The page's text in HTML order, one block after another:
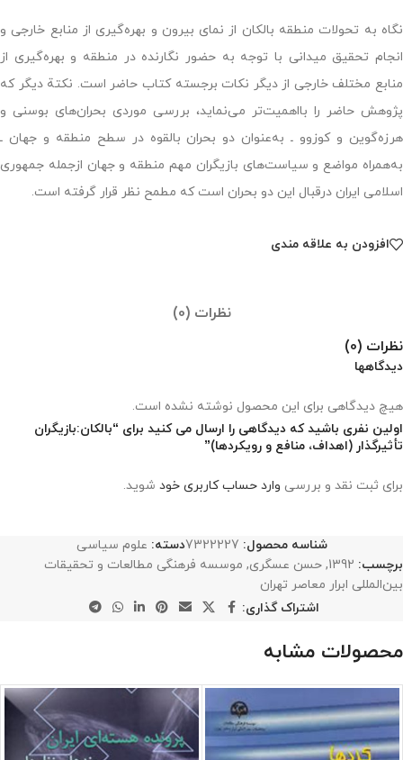
نگاه به تحولات منطقه بالکان از نمای بیرون و بهره‌گیری از منابع خارجی و
انجام تحقیق میدانی با توجه به حضور نگارنده در منطقه و بهره‌گیری از
منابع مختلف خارجی از دیگر نکات برجسته کتاب حاضر است. نکتة دیگر که
پژوهش حاضر را بااهمیت‌تر می‌نماید، بررسی موردی بحران‌های بوسنی و
هرزه‌گوین و کوزوو ـ به‌عنوان دو بحران بالقوه در سطح منطقه و جهان ـ
به‌همراه مواضع و سیاست‌های بازیگران مهم منطقه و جهان ازجمله جمهوری
اسلامی ایران درقبال این دو بحران است که مطمح نظر قرار گرفته است.
افزودن به علاقه مندی
نظرات (0)
نظرات (0)
دیدگاهها
هیچ دیدگاهی برای این محصول نوشته نشده است.
اولین نفری باشید که دیدگاهی را ارسال می کنید برای “بالکان:بازیگران
تأثیرگذار (اهداف، منافع و رویکردها)”
برای ثبت نقد و بررسی وارد حساب کاربری خود شوید.
شناسه محصول: 7322227دسته: علوم سیاسی
برچسب: 1392
, حسن عسگری, موسسه فرهنگی مطالعات و تحقیقات
بین‌المللی ابرار معاصر تهران
اشتراک گذاری:
محصولات مشابه